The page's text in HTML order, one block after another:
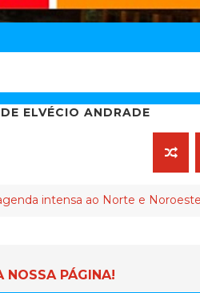
ELVÉCIO ANDRADE
Norte e Noroeste do Espírito
NOSSA PÁGINA!